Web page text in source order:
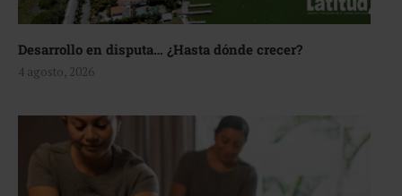
Desarrollo en disputa… ¿Hasta dónde crecer?
4 agosto, 2026